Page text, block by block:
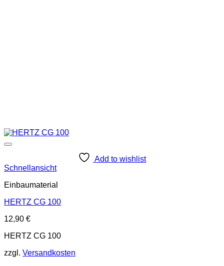
Add to wishlist
Schnellansicht
Einbaumaterial
HERTZ CG 100
12,90 €
HERTZ CG 100
zzgl. Versandkosten